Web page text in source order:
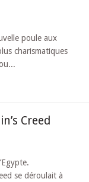
poule aux
charismatiques
Creed
se déroulait à